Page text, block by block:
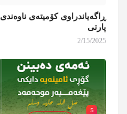
ڕاگەیاندراوی کۆمیتەی ناوەندی
پارتی
2/15/2025
5